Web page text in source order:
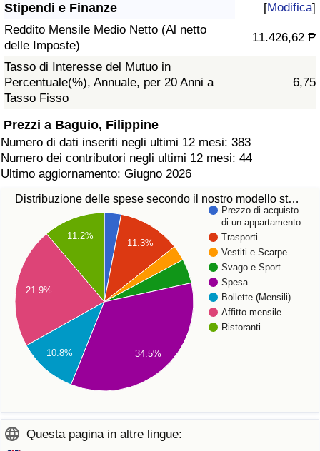
Stipendi e Finanze [Modifica]
Reddito Mensile Medio Netto (Al netto
delle Imposte)
11.426,62 ₱
Tasso di Interesse del Mutuo in
Percentuale(%), Annuale, per 20 Anni a
Tasso Fisso
6,75
Prezzi a Baguio, Filippine
Numero di dati inseriti negli ultimi 12 mesi: 383
Numero dei contributori negli ultimi 12 mesi: 44
Ultimo aggiornamento: Giugno 2026
Distribuzione delle spese secondo il nostro modello st…
Prezzo di acquisto
di un appartamento
Trasporti
Vestiti e Scarpe
Svago e Sport
Spesa
Bollette (Mensili)
Affitto mensile
Ristoranti
11.3%
11.2%
21.9%
10.8% 34.5%
Questa pagina in altre lingue: